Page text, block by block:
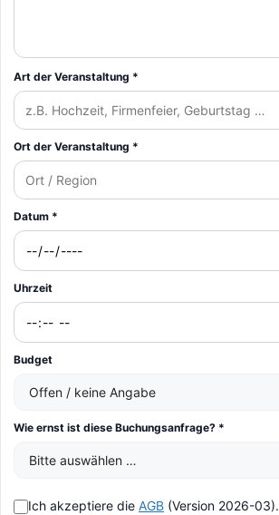
Art der Veranstaltung *
Ort der Veranstaltung *
Datum *
Uhrzeit
Budget
Wie ernst ist diese Buchungsanfrage? *
Ich akzeptiere die AGB (Version 2026-03).